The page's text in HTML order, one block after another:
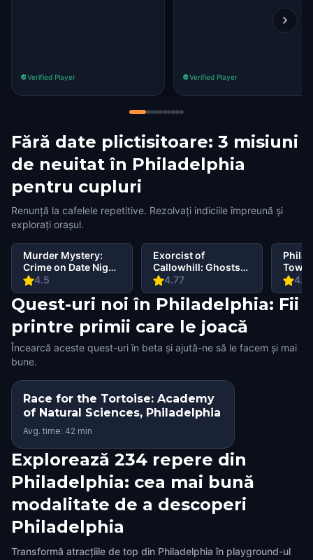
Verified Player Verified Player
Fără date plictisitoare: 3 misiuni
de neuitat în Philadelphia
pentru cupluri
Renunță la cafelele repetitive. Rezolvați indiciile împreună și
explorați orașul.
4.5
Murder Mystery:
Crime on Date Night
in Center City,
Philadelphia
4.77
Exorcist of
Callowhill: Ghosts
of Philadelphia
4.6
Case
Quest-uri noi în Philadelphia: Fii
printre primii care le joacă
Încearcă aceste quest-uri în beta și ajută-ne să le facem și mai
bune.
Race for the Tortoise: Academy
of Natural Sciences, Philadelphia
Avg. time: 42 min
Explorează 234 repere din
Philadelphia: cea mai bună
modalitate de a descoperi
Philadelphia
Transformă atracțiile de top din Philadelphia în playground-ul